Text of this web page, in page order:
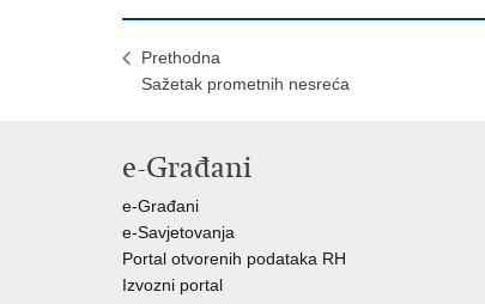
Prethodna
Sažetak prometnih nesreća
e-Građani
e-Građani
e-Savjetovanja
Portal otvorenih podataka RH
Izvozni portal